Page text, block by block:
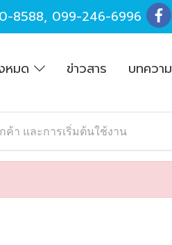
8588, 099-246-6996
หมด ข่าวสาร บทความ
า และการเริ่มต้นใช้งาน